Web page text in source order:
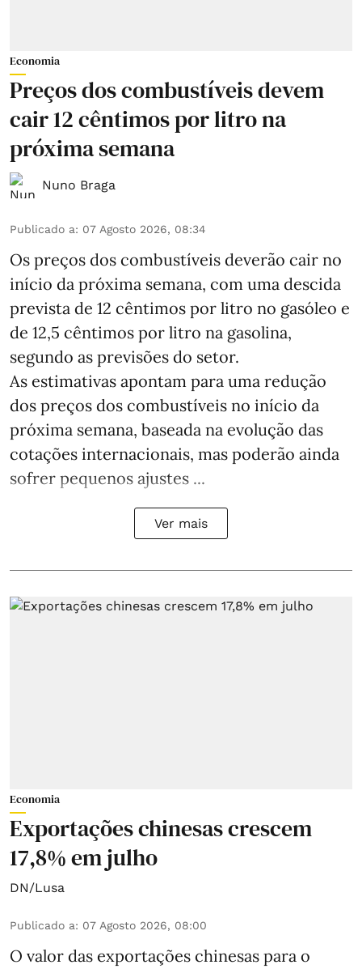
Economia
Preços dos combustíveis devem
cair 12 cêntimos por litro na
próxima semana
Nuno Braga
Publicado a: 07 Agosto 2026, 08:34
Os preços dos combustíveis deverão cair no
início da próxima semana, com uma descida
prevista de 12 cêntimos por litro no gasóleo e
de 12,5 cêntimos por litro na gasolina,
segundo as previsões do setor.
As estimativas apontam para uma redução
dos preços dos combustíveis no início da
próxima semana, baseada na evolução das
cotações internacionais, mas poderão ainda
sofrer pequenos ajustes ...
Ver mais
Economia
Exportações chinesas crescem
17,8% em julho
DN/Lusa
Publicado a: 07 Agosto 2026, 08:00
O valor das exportações chinesas para o